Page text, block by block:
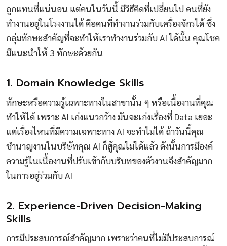
ถูกแทนที่แน่นอน แต่คนในวันนี้ มีวิธีคิดที่เปลี่ยนไป คนที่ยัง
ทำงานอยู่ในโรงงานได้ คือคนที่ทำงานร่วมกับเครื่องจักรได้ ซึ่ง
กลุ่มทักษะสำคัญที่จะทำให้เราทำงานร่วมกับ AI ได้นั้น คุณโชค
มีแนะนำให้ 3 ทักษะด้วยกัน
1. Domain Knowledge Skills
ทักษะหรือความรู้เฉพาะทางในสาขานั้น ๆ หรือเนื้องานที่คุณ
ทำให้ได้ เพราะ AI เก่งแนวกว้าง มันจะเก่งเรื่องที่ Data เยอะ
แต่เรื่องไหนที่มีความเฉพาะทาง AI จะทำไม่ได้ ถ้าวันนี้คุณ
ชำนาญงานในบริษัทคุณ AI ก็สู้คุณไม่ได้แล้ว ดังนั้นการมีองค์
ความรู้ในเนื้องานที่ปรับเข้ากับบริบทของตัวงานจึงสำคัญมาก
ในการอยู่ร่วมกับ AI
2. Experience-Driven Decision-Making
Skills
การมีประสบการณ์สำคัญมาก เพราะว่าคนที่ไม่มีประสบการณ์